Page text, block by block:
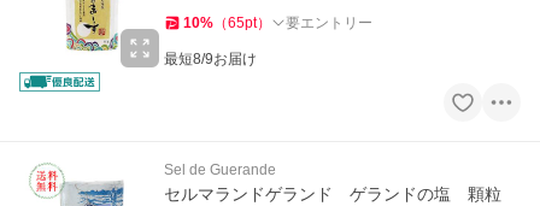
10% （65pt） 要エントリー
最短8/9お届け
Sel de Guerande
セルマランドゲランド ゲランドの塩 顆粒